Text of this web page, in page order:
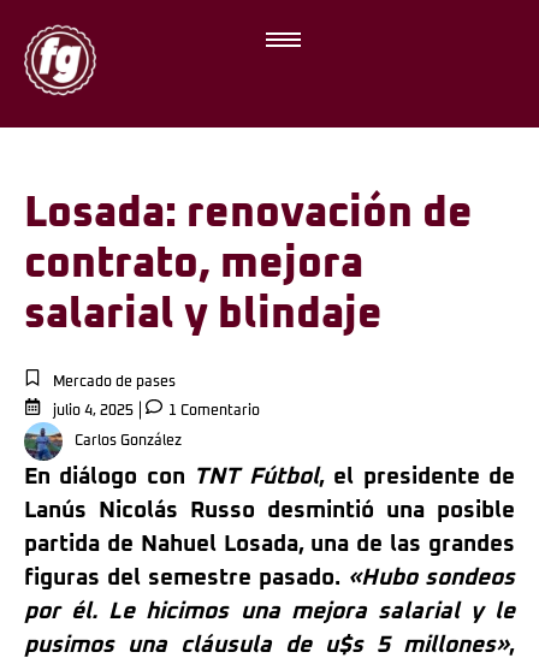
Losada: renovación de
contrato, mejora
salarial y blindaje
Mercado de pases
julio 4, 2025
1 Comentario
Carlos González
En diálogo con TNT Fútbol, el presidente de
Lanús Nicolás Russo desmintió una posible
partida de Nahuel Losada, una de las grandes
figuras del semestre pasado. «Hubo sondeos
por él. Le hicimos una mejora salarial y le
pusimos una cláusula de u$s 5 millones»,